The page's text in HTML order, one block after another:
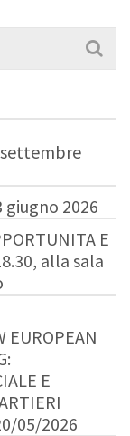
settembre
giugno 2026
E
alla sala
EUROPEAN
E
05/2026